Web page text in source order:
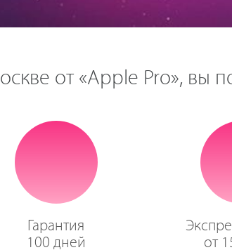
от «Apple Pro», вы
Гарантия
100 дней
от